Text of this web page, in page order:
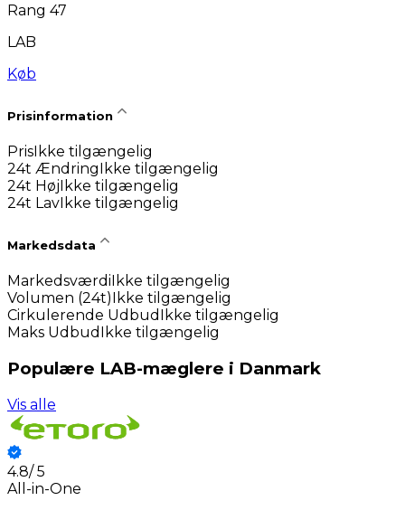
Rang 47
LAB
Køb
Prisinformation
PrisIkke tilgængelig
24t ÆndringIkke tilgængelig
24t HøjIkke tilgængelig
24t LavIkke tilgængelig
Markedsdata
Markedsværdi Ikke tilgængelig
Volumen (24t) Ikke tilgængelig
Cirkulerende Udbud Ikke tilgængelig
Maks Udbud Ikke tilgængelig
Populære LAB-mæglere i Danmark
Vis alle
4.8/5
All-in-One